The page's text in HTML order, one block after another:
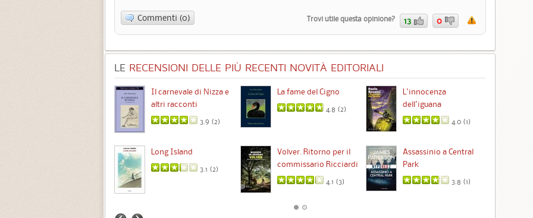
Commenti (0) Trovi utile questa opinione? 13 0
LE RECENSIONI DELLE PIÙ RECENTI NOVITÀ EDITORIALI
Il carnevale di Nizza e
altri racconti
3.9 (2)
La fame del Cigno
4.8 (2)
L'innocenza
dell'iguana
4.0 (1)
Long Island
3.1 (2)
Volver. Ritorno per il
commissario Ricciardi
4.1 (3)
Assassinio a Central
Park
3.8 (1)